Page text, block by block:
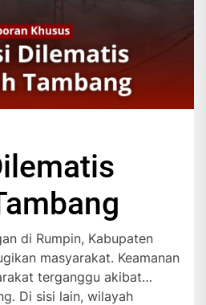
di Rumpin, Kabupaten
masyarakat. Keamanan
terganggu akibat
Di sisi lain, wilayah